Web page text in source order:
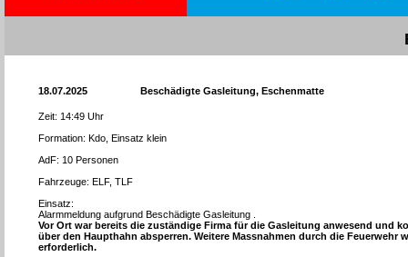
18.07.2025 Beschädigte Gasleitung, Eschenmatte
Zeit: 14:49 Uhr
Formation: Kdo, Einsatz klein
AdF: 10 Personen
Fahrzeuge: ELF, TLF
Einsatz:
Alarmmeldung aufgrund Beschädigte Gasleitung .
Vor Ort war bereits die zuständige Firma für die Gasleitung anwesend und
über den Haupthahn absperren. Weitere Massnahmen durch die Feuerwehr
erforderlich.